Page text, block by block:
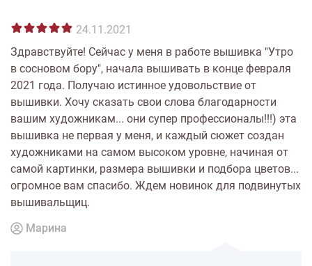
24.11.2021
Здравствуйте! Сейчас у меня в работе вышивка "Утро
в сосновом бору", начала вышивать в конце февраля
2021 года. Получаю истинное удовольствие от
вышивки. Хочу сказать свои слова благодарности
вашим художникам... они супер профессионалы!!!) эта
вышивка не первая у меня, и каждый сюжет создан
художниками на самом высоком уровне, начиная от
самой картинки, размера вышивки и подбора цветов...
огромное вам спасибо. Ждем новинок для подвинутых
вышивальщиц.
Марина